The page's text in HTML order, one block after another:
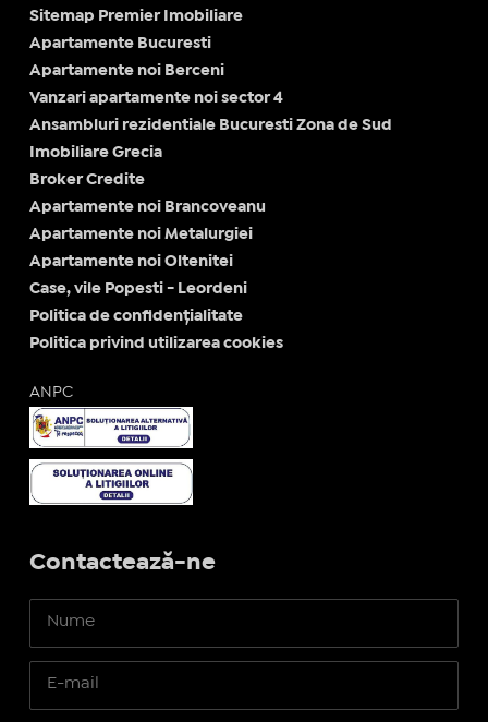
Sitemap Premier Imobiliare
Apartamente Bucuresti
Apartamente noi Berceni
Vanzari apartamente noi sector 4
Ansambluri rezidentiale Bucuresti Zona de Sud
Imobiliare Grecia
Broker Credite
Apartamente noi Brancoveanu
Apartamente noi Metalurgiei
Apartamente noi Oltenitei
Case, vile Popesti - Leordeni
Politica de confidențialitate
Politica privind utilizarea cookies
ANPC
Contactează-ne